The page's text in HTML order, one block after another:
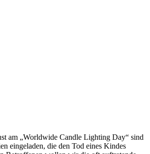
am „Worldwide Candle Lighting Day“ sind
eingeladen, die den Tod eines Kindes